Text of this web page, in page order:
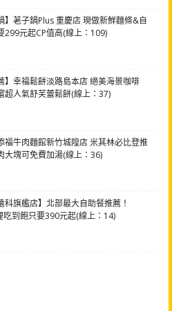
】荖子鍋Plus 重慶店 現做新鮮麵條&自
299元起CP值高(線上：109)
】幸福鬆餅淡路島本店 絕美海景咖啡
超人氣舒芙蕾鬆餅(線上：37)
福牛肉麵館新竹城隍店 米其林必比登推
大塊可免費加湯(線上：36)
科旗艦店】北部最大自助餐推薦！
到飽只要390元起(線上：14)